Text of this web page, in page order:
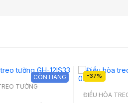
TƯỜNG
CÒN HÀNG -37%
ĐIỀU HÒA